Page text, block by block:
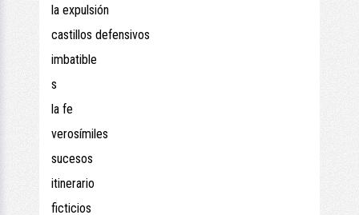
la expulsión
castillos defensivos
imbatible
s
la fe
verosímiles
sucesos
itinerario
ficticios